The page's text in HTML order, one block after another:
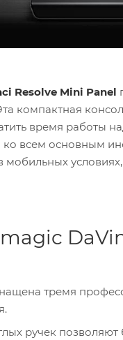
Resolve Mini Panel
компактная
время работы
всем основным
мобильных
тремя
ручек